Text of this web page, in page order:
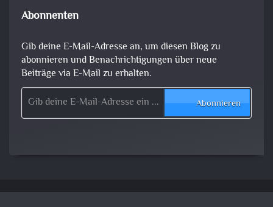
Abonnenten
Gib deine E-Mail-Adresse an, um diesen Blog zu
abonnieren und Benachrichtigungen über neue
Beiträge via E-Mail zu erhalten.
Gib deine E-Mail-Adresse ein ...
Abonnieren